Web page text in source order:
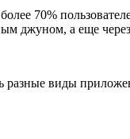
70%
джуном, а еще
виды